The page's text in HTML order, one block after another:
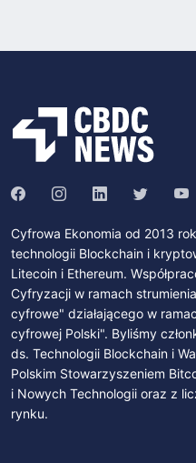
Cyfrowa Ekonomia od 2013
technologii Blockchain i
Litecoin i Ethereum.
Cyfryzacji w ramach
cyfrowe" działającego w
cyfrowej Polski". Byliśmy
ds. Technologii Blockchain i
Polskim Stowarzyszeniem
i Nowych Technologii oraz z
rynku.